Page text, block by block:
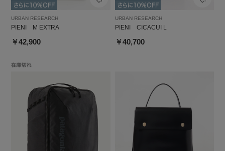
URBAN RESEARCH
PIENI M EXTRA
￥42,900
URBAN RESEARCH
PIENI CICACUI L
￥40,700